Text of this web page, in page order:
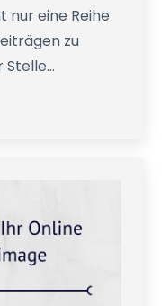
nur eine Reihe
zu
Stelle…